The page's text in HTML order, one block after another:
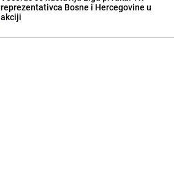
reprezentativca Bosne i Hercegovine u
akciji